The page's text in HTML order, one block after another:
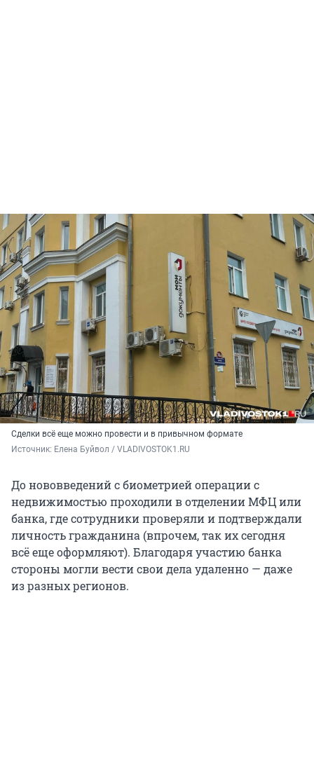
Сделки всё еще можно провести и в привычном формате
Источник: Елена Буйвол / VLADIVOSTOK1.RU
До нововведений с биометрией операции с
недвижимостью проходили в отделении МФЦ или
банка, где сотрудники проверяли и подтверждали
личность гражданина (впрочем, так их сегодня
всё еще оформляют). Благодаря участию банка
стороны могли вести свои дела удаленно — даже
из разных регионов.